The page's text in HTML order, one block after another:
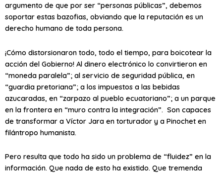
argumento de que por ser “personas públicas”, debemos
soportar estas bazofias, obviando que la reputación es un
derecho humano de toda persona.
¡Cómo distorsionaron todo, todo el tiempo, para boicotear la
acción del Gobierno! Al dinero electrónico lo convirtieron en
“moneda paralela”; al servicio de seguridad pública, en
“guardia pretoriana”; a los impuestos a las bebidas
azucaradas, en “zarpazo al pueblo ecuatoriano”; a un parque
en la frontera en “muro contra la integración”. Son capaces
de transformar a Víctor Jara en torturador y a Pinochet en
filántropo humanista.
Pero resulta que todo ha sido un problema de “fluidez” en la
información. Que nada de esto ha existido. Que tremenda